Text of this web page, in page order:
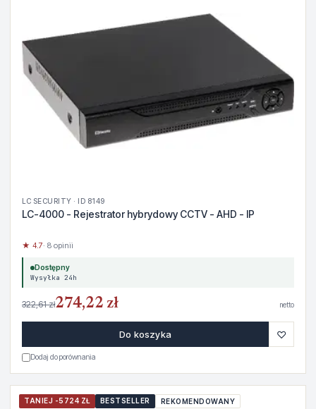
LC SECURITY · ID 8149
LC-4000 - Rejestrator hybrydowy CCTV - AHD - IP
★ 4.7· 8 opinii
Dostępny
Wysyłka 24h
322,61 zł274,22 zł netto
Do koszyka ♡
Dodaj do porównania
TANIEJ -5724 ZŁ BESTSELLER REKOMENDOWANY